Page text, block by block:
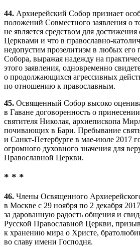
44. Архиерейский Собор признает
положений Совместного заявления о
не является средством для
Церквами и что в православно-
недопустим прозелитизм в любых его
Собора, выражая надежду на
этого заявления, одновременно
о продолжающихся агрессивных
по отношению к православным.
45. Освященный Собор высоко
в Гаване договоренность о
святителя Николая, архиепископа
почивающих в Бари. Пребывание
и Санкт-Петербурге в мае-июле 2017
огромного духовного значения для
Православной Церкви.
* * *
46. Члены Освященного
в Москве с 29 ноября по 2 декабря
за дарованную радость общения и
Русской Православной Церкви,
к хранению мира о Христе,
во славу имени Господня.